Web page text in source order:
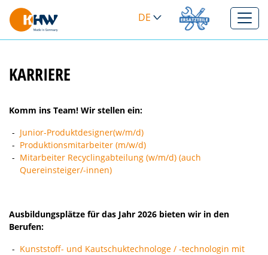
DE>
KARRIERE
Komm ins Team! Wir stellen ein:
Junior-Produktdesigner(w/m/d)
Produktionsmitarbeiter (m/w/d)
Mitarbeiter Recyclingabteilung (w/m/d) (auch
Quereinsteiger/-innen)
Ausbildungsplätze für das Jahr 2026 bieten wir in den
Berufen:
Kunststoff- und Kautschuktechnologe / -technologin mit